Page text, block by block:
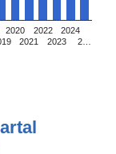
2020
2021
2022
2023
2024
2…